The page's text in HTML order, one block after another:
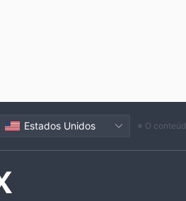
Estados Unidos ※ O